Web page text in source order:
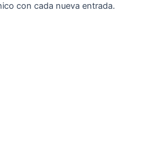
con cada nueva entrada.